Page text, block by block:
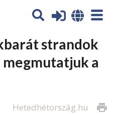
strandok
megmutatjuk a
print
Hetedhétország.hu